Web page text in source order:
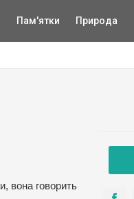
Пам'ятки Природа
вона говорить